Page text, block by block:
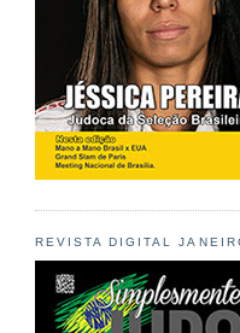
REVISTA DIGITAL